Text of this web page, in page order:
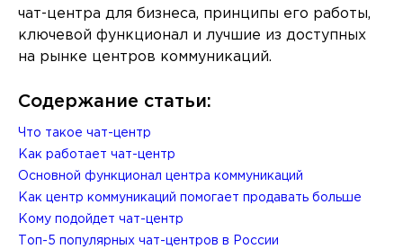
чат-центра для бизнеса, принципы его работы,
ключевой функционал и лучшие из доступных
на рынке центров коммуникаций.
Содержание статьи:
Что такое чат-центр
Как работает чат-центр
Основной функционал центра коммуникаций
Как центр коммуникаций помогает продавать больше
Кому подойдет чат-центр
Топ-5 популярных чат-центров в России